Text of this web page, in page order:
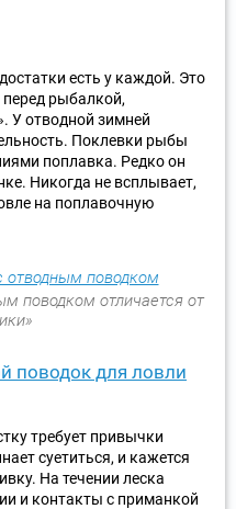
есть у каждой. Это
перед рыбалкой,
У отводной зимней
Поклевки рыбы
поплавка. Редко он
Никогда не всплывает,
на поплавочную
поводком отличается от
поводок для ловли
требует привычки
суетиться, и кажется
На течении леска
и контакты с приманкой